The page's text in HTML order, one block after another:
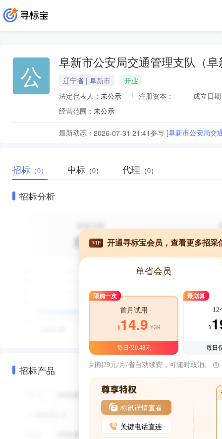
公 阜新市公安局交通管理支队（
辽宁省 | 阜新市
开业
法定代表人： 未公示 注册资本： -
成立日
经营范围： 未公示
最新动态： 2026-07-31 21:41参与 [阜新市公安局交
招标 （0） 中标 （0） 代理 （0）
招标分析
招标产品
VIP 开通寻标宝会员，查看更多招采
单省会员
限购一次
首月试用
¥14.9 ¥39
每日仅0.48元
最划算
12
¥
每日
到期29元/月/省自动续费，可随时取消。
标讯详情查看
关键电话直连